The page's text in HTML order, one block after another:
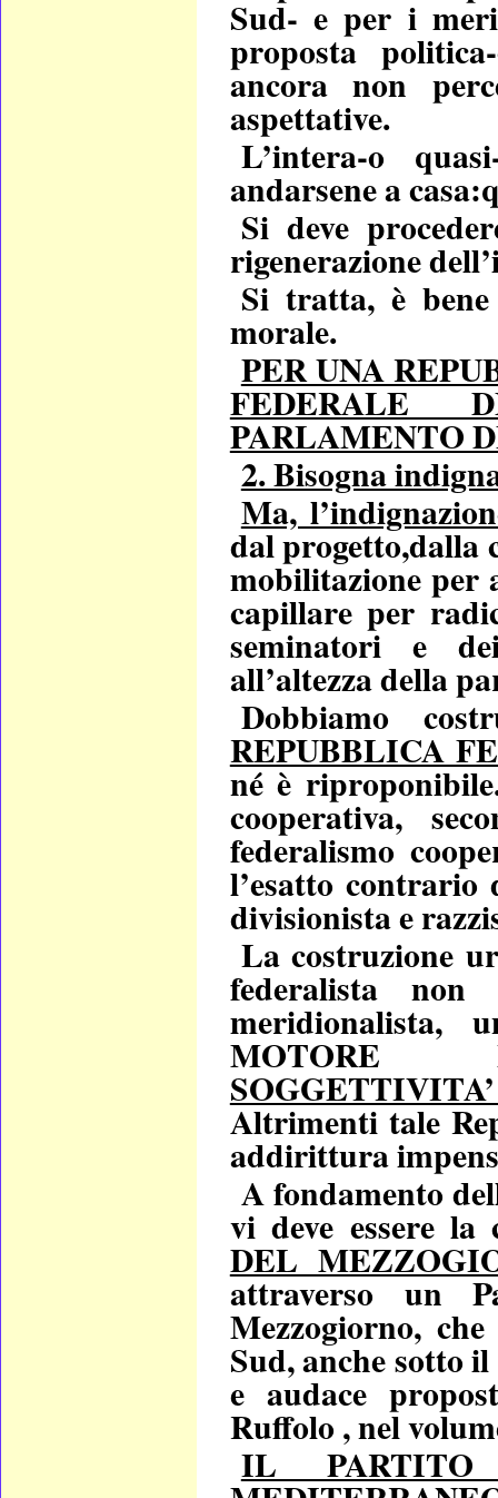
Sud- e per i
proposta
ancora non
aspettative.
L’intera-o
andarsene a
Si deve
rigenerazione
Si tratta, è
morale.
PER UNA
FEDERALE
PARLAMENTO
2. Bisogna
Ma,
dal progetto,dalla
mobilitazione per
capillare per
seminatori e
all’altezza della
Dobbiamo
REPUBBLICA
né è
cooperativa,
federalismo
l’esatto contrario
divisionista e
La costruzione
federalista
meridionalista,
MOTORE
Altrimenti tale
addirittura
Afondamento
vi deve essere
DEL
attraverso un
Mezzogiorno,
Sud, anche sotto
e audace
Ruffolo , nel
IL